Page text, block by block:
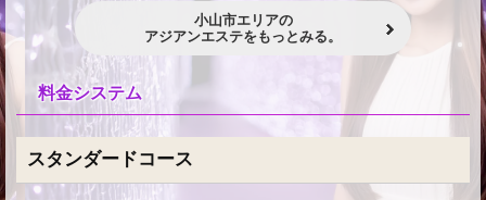
小山市エリアの
アジアンエステをもっとみる。
料金システム
スタンダードコース